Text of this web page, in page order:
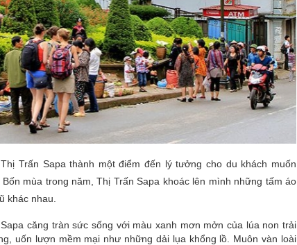
Thị Trấn Sapa thành một điểm đến lý tưởng cho du khách muốn
Bốn mùa trong năm,Thị Trấn Sapa khoác lên mình những tấm áo
khác nhau.
căng tràn sức sống với màu xanh mơn mởn của lúa non trải
uốn lượn mềm mại như những dải lụa khổng lồ. Muôn vàn loài